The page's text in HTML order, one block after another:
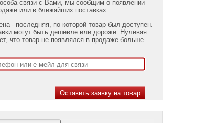
связи с Вами, мы сообщим о появлении
или в ближайших поставках.
- последняя, по которой товар был доступен.
могут быть дешевле или дороже. Нулевая
что товар не появлялся в продаже больше